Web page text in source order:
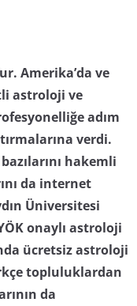
Amerika’da ve
astroloji ve
adım
verdi.
hakemli
da internet
Üniversitesi
onaylı astroloji
ücretsiz astroloji
topluluklardan
da